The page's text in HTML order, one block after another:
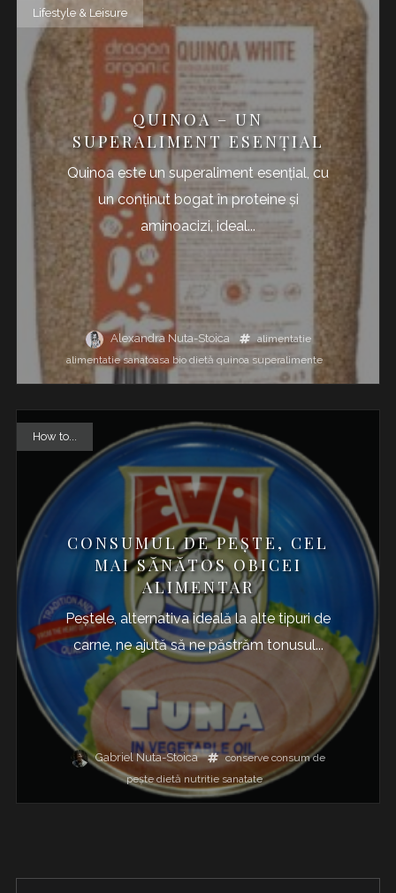
Lifestyle & Leisure
QUINOA – UN
SUPERALIMENT ESENȚIAL
Quinoa este un superaliment esențial, cu
un conținut bogat în proteine și
aminoacizi, ideal...
Alexandra Nuta-Stoica
alimentatie
alimentatie sanatoasa bio dietă quinoa superalimente
How to...
CONSUMUL DE PEȘTE, CEL
MAI SĂNĂTOS OBICEI
ALIMENTAR
Peștele, alternativa ideală la alte tipuri de
carne, ne ajută să ne păstrăm tonusul...
Gabriel Nuta-Stoica conserve consum de
pește dietă nutritie sanatate